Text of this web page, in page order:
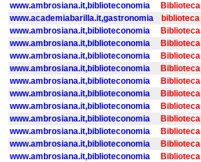
www.ambrosiana.it,biblioteconomia Biblioteca
www.academiabarilla.it,gastronomia biblioteca
www.ambrosiana.it,biblioteconomia Biblioteca
www.ambrosiana.it,biblioteconomia Biblioteca
www.ambrosiana.it,biblioteconomia Biblioteca
www.ambrosiana.it,biblioteconomia Biblioteca
www.ambrosiana.it,biblioteconomia Biblioteca
www.ambrosiana.it,biblioteconomia Biblioteca
www.ambrosiana.it,biblioteconomia Biblioteca
www.ambrosiana.it,biblioteconomia Biblioteca
www.ambrosiana.it,biblioteconomia Biblioteca
www.ambrosiana.it,biblioteconomia Biblioteca
www.ambrosiana.it,biblioteconomia Biblioteca